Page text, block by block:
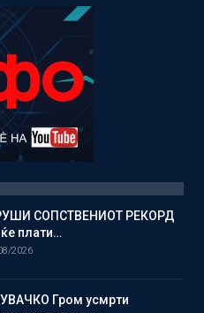
СОПСТВЕНИОТ РЕКОРД
плати…
2026
Гром усмрти